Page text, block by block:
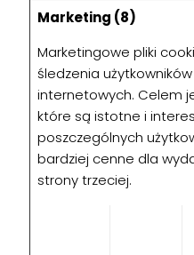
Marketing (8)
Marketingowe pliki
śledzenia
internetowych. Celem
które są istotne i
poszczególnych
bardziej cenne dla
strony trzeciej.